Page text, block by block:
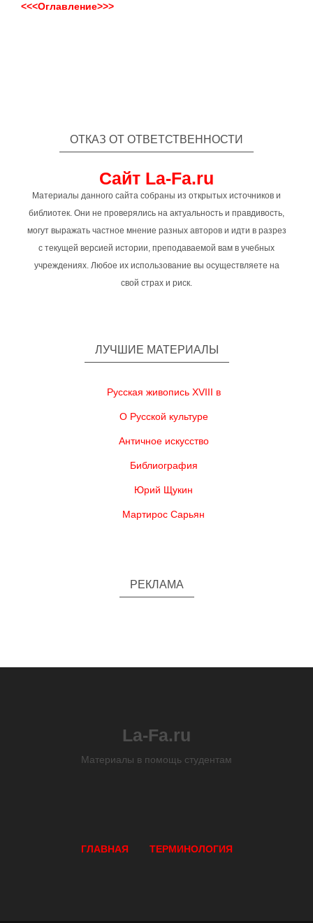
<<<Оглавление>>>
ОТКАЗ ОТ ОТВЕТСТВЕННОСТИ
Сайт La-Fa.ru
Материалы данного сайта собраны из открытых источников и
библиотек. Они не проверялись на актуальность и правдивость,
могут выражать частное мнение разных авторов и идти в разрез
с текущей версией истории, преподаваемой вам в учебных
учреждениях. Любое их использование вы осуществляете на
свой страх и риск.
ЛУЧШИЕ МАТЕРИАЛЫ
Русская живопись XVIII в
О Русской культуре
Античное искусство
Библиография
Юрий Щукин
Мартирос Сарьян
РЕКЛАМА
La-Fa.ru
Материалы в помощь студентам
ГЛАВНАЯ ТЕРМИНОЛОГИЯ